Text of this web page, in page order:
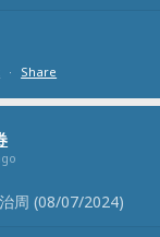
· Share
周 (08/07/2024)